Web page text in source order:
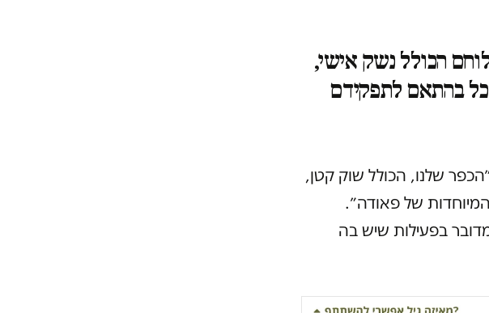
הכולל נשק אישי,
בהתאם לתפקידם
שלנו, הכולל שוק קטן,
של פאודה״.
בפעילות שיש בה